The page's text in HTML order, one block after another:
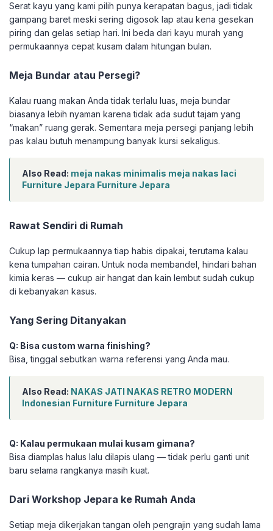
Serat kayu yang kami pilih punya kerapatan bagus, jadi tidak
gampang baret meski sering digosok lap atau kena gesekan
piring dan gelas setiap hari. Ini beda dari kayu murah yang
permukaannya cepat kusam dalam hitungan bulan.
Meja Bundar atau Persegi?
Kalau ruang makan Anda tidak terlalu luas, meja bundar
biasanya lebih nyaman karena tidak ada sudut tajam yang
“makan” ruang gerak. Sementara meja persegi panjang lebih
pas kalau butuh menampung banyak kursi sekaligus.
Also Read: meja nakas minimalis meja nakas laci
Furniture Jepara Furniture Jepara
Rawat Sendiri di Rumah
Cukup lap permukaannya tiap habis dipakai, terutama kalau
kena tumpahan cairan. Untuk noda membandel, hindari bahan
kimia keras — cukup air hangat dan kain lembut sudah cukup
di kebanyakan kasus.
Yang Sering Ditanyakan
Q: Bisa custom warna finishing?
Bisa, tinggal sebutkan warna referensi yang Anda mau.
Also Read: NAKAS JATI NAKAS RETRO MODERN
Indonesian Furniture Furniture Jepara
Q: Kalau permukaan mulai kusam gimana?
Bisa diamplas halus lalu dilapis ulang — tidak perlu ganti unit
baru selama rangkanya masih kuat.
Dari Workshop Jepara ke Rumah Anda
Setiap meja dikerjakan tangan oleh pengrajin yang sudah lama